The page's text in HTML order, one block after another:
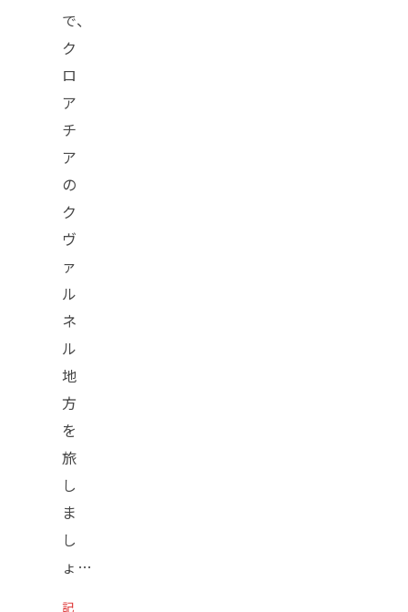
で、
ク
ロ
ア
チ
ア
の
ク
ヴ
ァ
ル
ネ
ル
地
方
を
旅
し
ま
し
ょ…
記